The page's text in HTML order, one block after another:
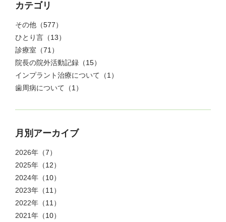
カテゴリ
その他 （577）
ひとり言 （13）
診療室 （71）
院長の院外活動記録 （15）
インプラント治療について （1）
歯周病について （1）
月別アーカイブ
2026年 （7）
2025年 （12）
2024年 （10）
2023年 （11）
2022年 （11）
2021年 （10）